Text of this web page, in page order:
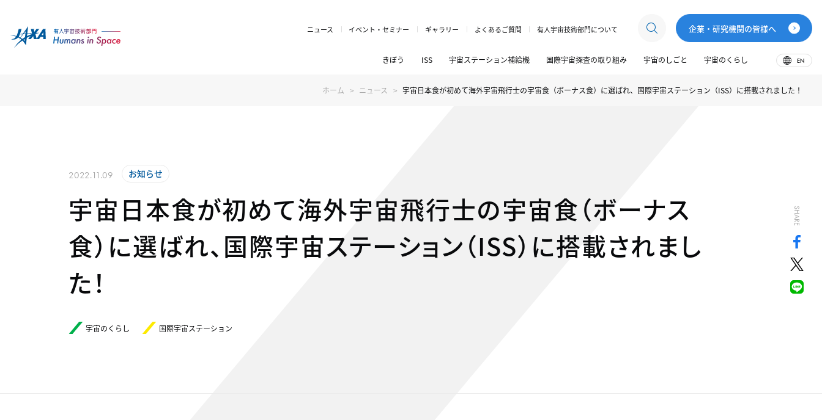
ニュース イベント・セミナー ギャラリー よくあるご質問 有人宇宙技術部門について 企業・研究機関の皆様へ
きぼう ISS 宇宙ステーション補給機 国際宇宙探査の取り組み 宇宙のしごと 宇宙のくらし EN
ホーム ニュース 宇宙日本食が初めて海外宇宙飛行士の宇宙食（ボーナス食）に選ばれ、国際宇宙ステーション（ISS）に搭載されました！
2022.11.09 お知らせ
宇宙日本食が初めて海外宇宙飛行士の宇宙食（ボーナス
食）に選ばれ、国際宇宙ステーション（ISS）に搭載されまし
た！
宇宙のくらし 国際宇宙ステーション
SHARE